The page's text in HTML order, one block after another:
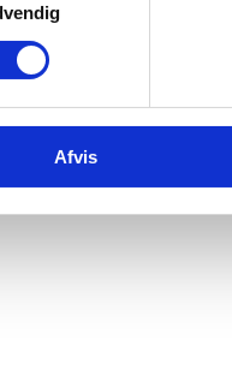
Afvis